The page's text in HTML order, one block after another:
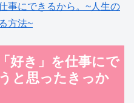
事にできるから。~人生の
方法~
好き」を仕事にで
と思ったきっか